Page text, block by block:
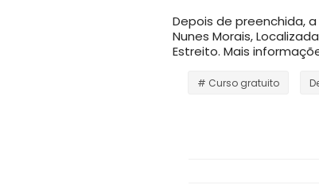
Depois de preenchida,
Nunes Morais,
Estreito. Mais
# Curso gratuito